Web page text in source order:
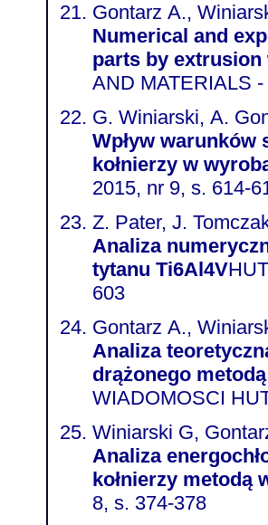
Gontarz A.,
Numerical and
parts by extrusion
AND MATERIALS
G. Winiarski, A.
Wpływ warunków
kołnierzy w
2015, nr 9, s. 614-
Z. Pater, J.
Analiza
tytanu Ti6Al4V
603
Gontarz A.,
Analiza
drążonego
WIADOMOSCI
Winiarski G,
Analiza
kołnierzy metodą
8, s. 374-378